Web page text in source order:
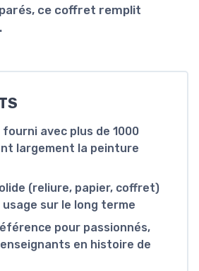
ce coffret remplit
avec plus de 1000
largement la peinture
(reliure, papier, coffret)
sur le long terme
pour passionnés,
en histoire de